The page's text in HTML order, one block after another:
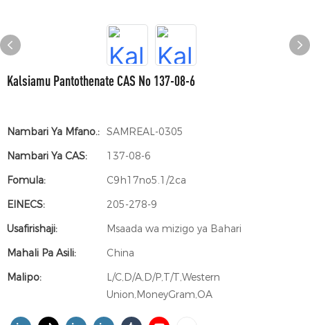
Kalsiamu Pantothenate CAS No 137-08-6
Nambari Ya Mfano.: SAMREAL-0305
Nambari Ya CAS:
137-08-6
Fomula:
C9h17no5.1/2ca
EINECS:
205-278-9
Usafirishaji:
Msaada wa mizigo ya Bahari
Mahali Pa Asili:
China
Malipo:
L/C,D/A,D/P,T/T,Western
Union,MoneyGram,OA